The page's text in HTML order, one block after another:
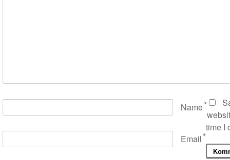
Name*
Email*
time I